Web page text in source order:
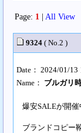
Page: 1 | All View
9324 ( No.2 )
Date： 2024/01/13
Name： ブルガリ
爆安SALEが開催
ブランドコピー